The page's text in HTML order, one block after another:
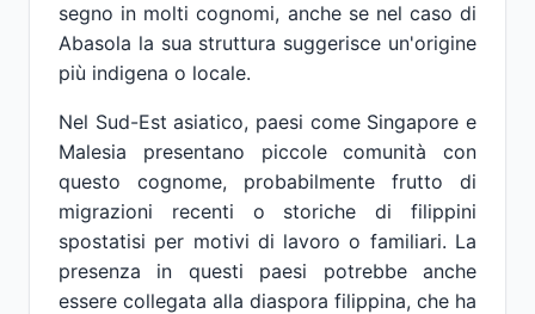
segno in molti cognomi, anche se nel caso di
Abasola la sua struttura suggerisce un'origine
più indigena o locale.
Nel Sud-Est asiatico, paesi come Singapore e
Malesia presentano piccole comunità con
questo cognome, probabilmente frutto di
migrazioni recenti o storiche di filippini
spostatisi per motivi di lavoro o familiari. La
presenza in questi paesi potrebbe anche
essere collegata alla diaspora filippina, che ha